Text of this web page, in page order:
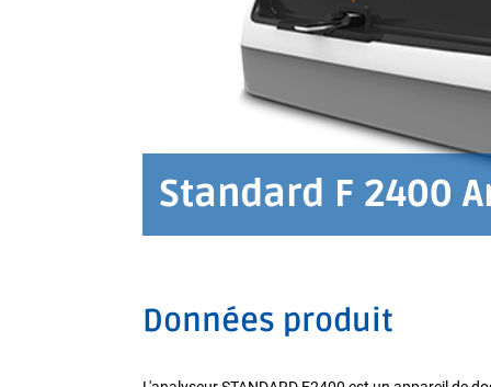
Standard F 2400
Données produit